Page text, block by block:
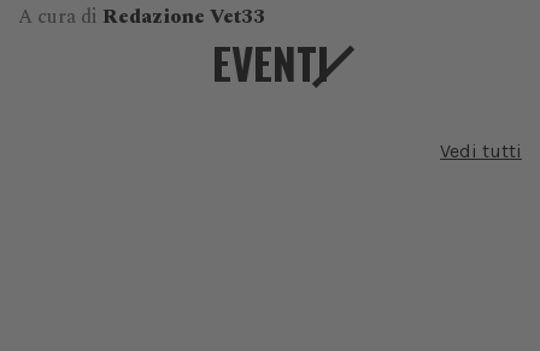
A cura di Redazione Vet33
EVENTI
Vedi tutti